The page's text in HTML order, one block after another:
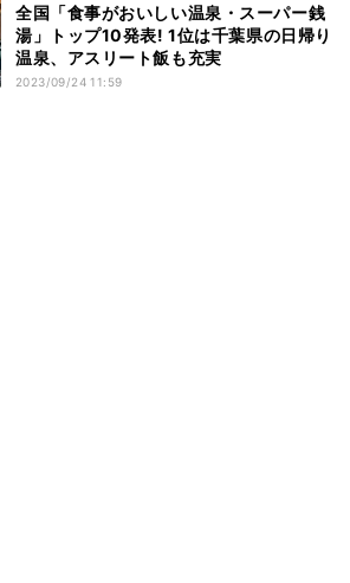
全国「食事がおいしい温泉・スーパー銭
湯」トップ10発表! 1位は千葉県の日帰り
温泉、アスリート飯も充実
2023/09/24 11:59